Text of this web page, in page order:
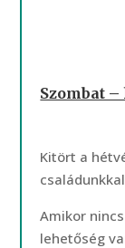
Szombat –
Kitört a
Amikor
lehetőség